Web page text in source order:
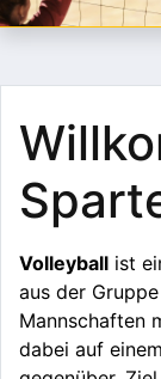
Volleyball ist
aus der
Mannschaften
dabei auf